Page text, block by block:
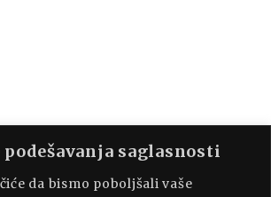
saglasnosti
da bismo poboljšali vaše